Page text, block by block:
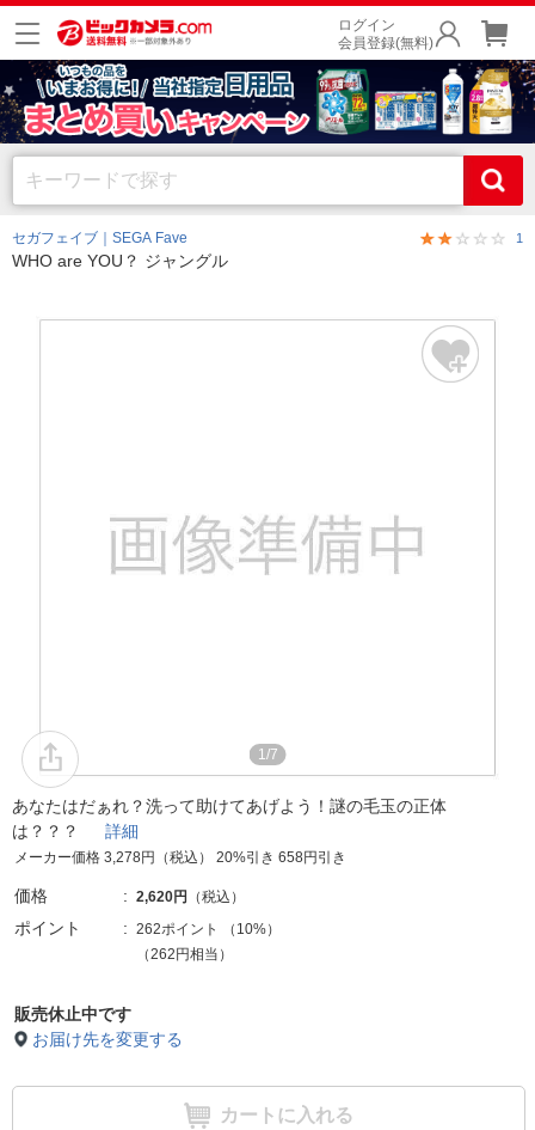
ログイン
会員登録(無料)
セガフェイブ｜SEGA Fave 1
WHO are YOU？ ジャングル
1/7
あなたはだぁれ？洗って助けてあげよう！謎の毛玉の正体
は？？？ 詳細
メーカー価格 3,278円（税込） 20%引き 658円引き
価格 2,620円 （税込）
ポイント 262ポイント （ 10%）
（262円相当）
販売休止中です
お届け先を変更する
カートに入れる